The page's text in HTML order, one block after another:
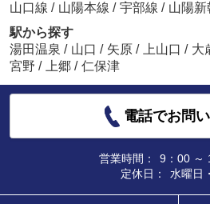
山口線 / 山陽本線 / 宇部線 / 山陽新
駅から探す
湯田温泉 / 山口 / 矢原 / 上山口 / 大
宮野 / 上郷 / 仁保津
電話でお問
営業時間：
9：00 ～
定休日：
水曜日